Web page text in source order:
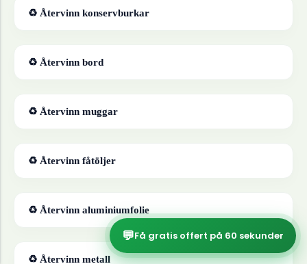
♻ Återvinn konservburkar
♻ Återvinn bord
♻ Återvinn muggar
♻ Återvinn fåtöljer
♻ Återvinn aluminiumfolie
♻ Återvinn metall
💬Få gratis offert på 60 sekunder